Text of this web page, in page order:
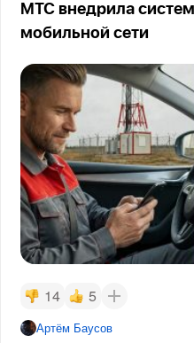
МТС внедрила
мобильной сети
14 5
Артём Баусов